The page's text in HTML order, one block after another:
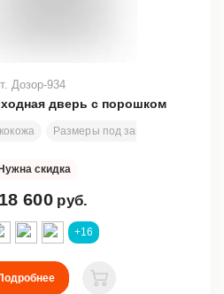
дверь с порошком
Размеры под заказ
Дозор-934
Нужна скидка
18 600 руб.
+16
В корзину